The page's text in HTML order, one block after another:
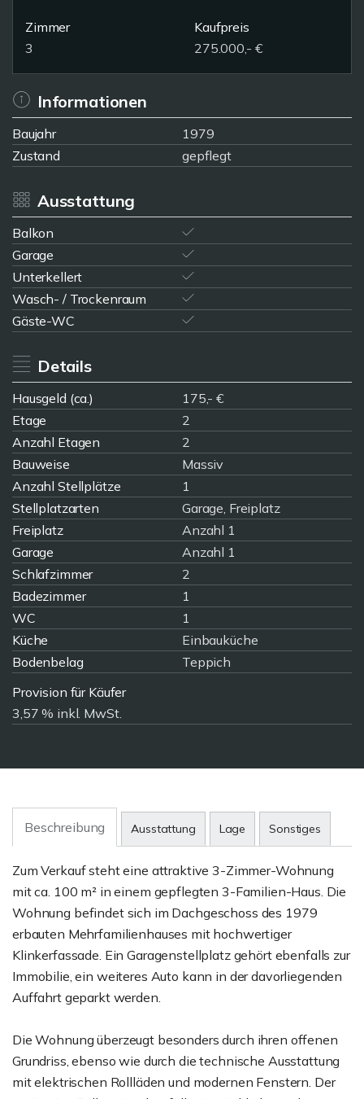
Zimmer
3
Kaufpreis
275.000,- €
Informationen
Baujahr
1979
Zustand
gepflegt
Ausstattung
Balkon
Garage
Unterkellert
Wasch- / Trockenraum
Gäste-WC
Details
Hausgeld (ca.)
175,- €
Etage
2
Anzahl Etagen
2
Bauweise
Massiv
Anzahl Stellplätze
1
Stellplatzarten
Garage, Freiplatz
Freiplatz
Anzahl 1
Garage
Anzahl 1
Schlafzimmer
2
Badezimmer
1
WC
1
Küche
Einbauküche
Bodenbelag
Teppich
Provision für Käufer
3,57 % inkl. MwSt.
Beschreibung Ausstattung Lage Sonstiges
Zum Verkauf steht eine attraktive 3-Zimmer-Wohnung
mit ca. 100 m² in einem gepflegten 3-Familien-Haus. Die
Wohnung befindet sich im Dachgeschoss des 1979
erbauten Mehrfamilienhauses mit hochwertiger
Klinkerfassade. Ein Garagenstellplatz gehört ebenfalls zur
Immobilie, ein weiteres Auto kann in der davorliegenden
Auffahrt geparkt werden.
Die Wohnung überzeugt besonders durch ihren offenen
Grundriss, ebenso wie durch die technische Ausstattung
mit elektrischen Rollläden und modernen Fenstern. Der